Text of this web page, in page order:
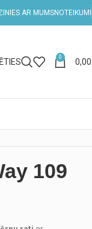
AR MUMSNOTEIKUMI
0
109